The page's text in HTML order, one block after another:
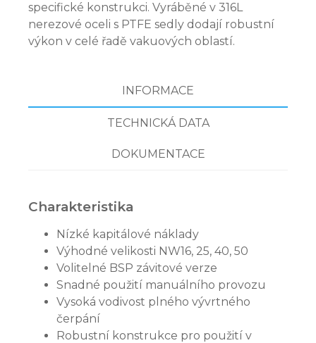
specifické konstrukci. Vyráběné v 316L
nerezové oceli s PTFE sedly dodají robustní
výkon v celé řadě vakuových oblastí.
INFORMACE
TECHNICKÁ DATA
DOKUMENTACE
Charakteristika
Nízké kapitálové náklady
Výhodné velikosti NW16, 25, 40, 50
Volitelné BSP závitové verze
Snadné použití manuálního provozu
Vysoká vodivost plného vývrtného
čerpání
Robustní konstrukce pro použití v